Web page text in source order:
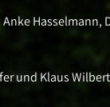
Hasselmann,
und Klaus